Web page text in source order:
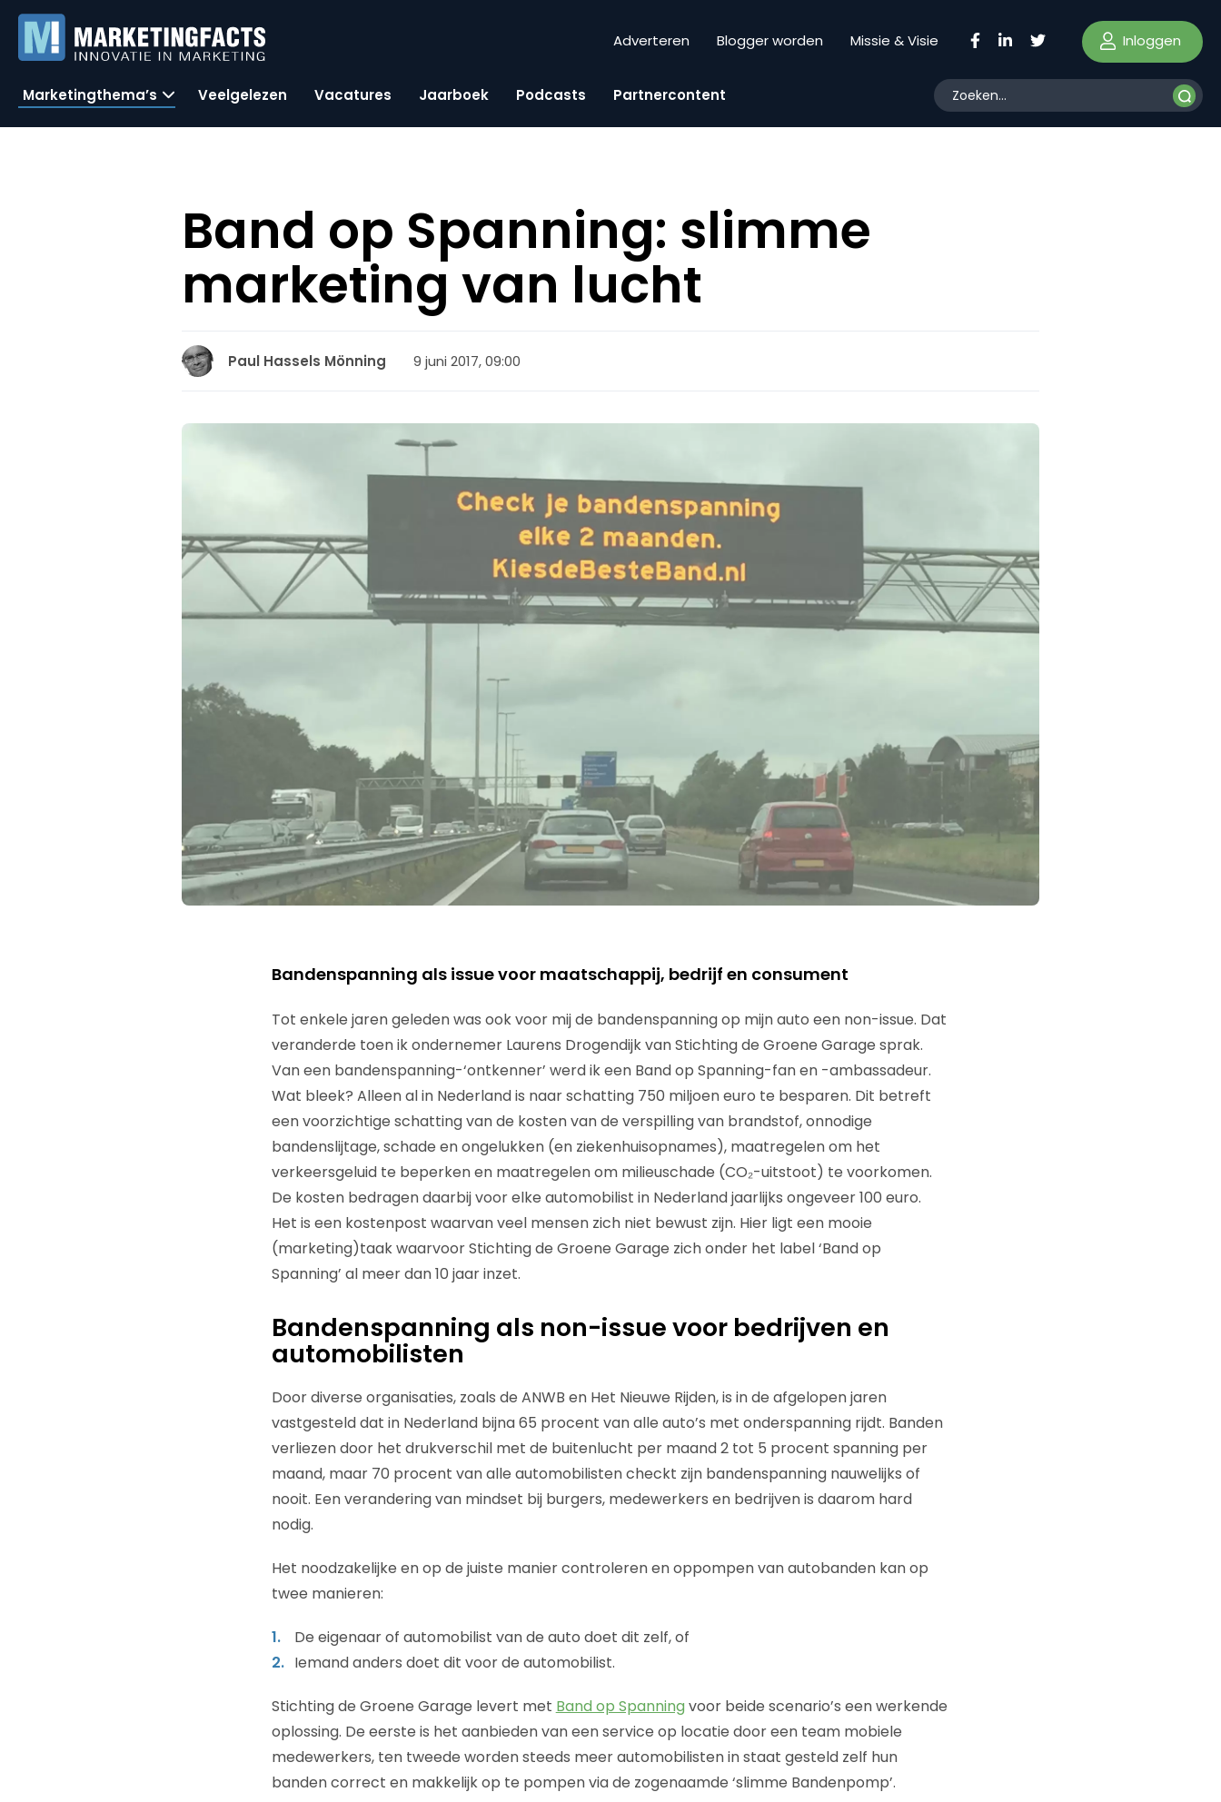
Adverteren Blogger worden Missie & Visie Inloggen
Marketingthema’s Veelgelezen Vacatures Jaarboek Podcasts Partnercontent
Band op Spanning: slimme
marketing van lucht
Paul Hassels Mönning 9 juni 2017, 09:00
Bandenspanning als issue voor maatschappij, bedrijf en consument
Tot enkele jaren geleden was ook voor mij de bandenspanning op mijn auto een non-issue. Dat
veranderde toen ik ondernemer Laurens Drogendijk van Stichting de Groene Garage sprak.
Van een bandenspanning-‘ontkenner’ werd ik een Band op Spanning-fan en -ambassadeur.
Wat bleek? Alleen al in Nederland is naar schatting 750 miljoen euro te besparen. Dit betreft
een voorzichtige schatting van de kosten van de verspilling van brandstof, onnodige
bandenslijtage, schade en ongelukken (en ziekenhuisopnames), maatregelen om het
verkeersgeluid te beperken en maatregelen om milieuschade (CO₂-uitstoot) te voorkomen.
De kosten bedragen daarbij voor elke automobilist in Nederland jaarlijks ongeveer 100 euro.
Het is een kostenpost waarvan veel mensen zich niet bewust zijn. Hier ligt een mooie
(marketing)taak waarvoor Stichting de Groene Garage zich onder het label ‘Band op
Spanning’ al meer dan 10 jaar inzet.
Bandenspanning als non-issue voor bedrijven en
automobilisten
Door diverse organisaties, zoals de ANWB en Het Nieuwe Rijden, is in de afgelopen jaren
vastgesteld dat in Nederland bijna 65 procent van alle auto’s met onderspanning rijdt. Banden
verliezen door het drukverschil met de buitenlucht per maand 2 tot 5 procent spanning per
maand, maar 70 procent van alle automobilisten checkt zijn bandenspanning nauwelijks of
nooit. Een verandering van mindset bij burgers, medewerkers en bedrijven is daarom hard
nodig.
Het noodzakelijke en op de juiste manier controleren en oppompen van autobanden kan op
twee manieren:
De eigenaar of automobilist van de auto doet dit zelf, of
Iemand anders doet dit voor de automobilist.
​Stichting de Groene Garage levert met Band op Spanning voor beide scenario’s een werkende
oplossing. De eerste is het aanbieden van een service op locatie door een team mobiele
medewerkers, ten tweede worden steeds meer automobilisten in staat gesteld zelf hun
banden correct en makkelijk op te pompen via de zogenaamde ‘slimme Bandenpomp’.